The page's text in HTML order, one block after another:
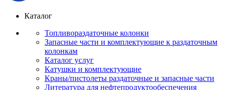
Каталог
Топливораздаточные колонки
Запасные части и комплектующие к раздаточным
колонкам
Каталог услуг
Катушки и комплектующие
Краны/пистолеты раздаточные и запасные части
Литература для нефтепродуктообеспечения